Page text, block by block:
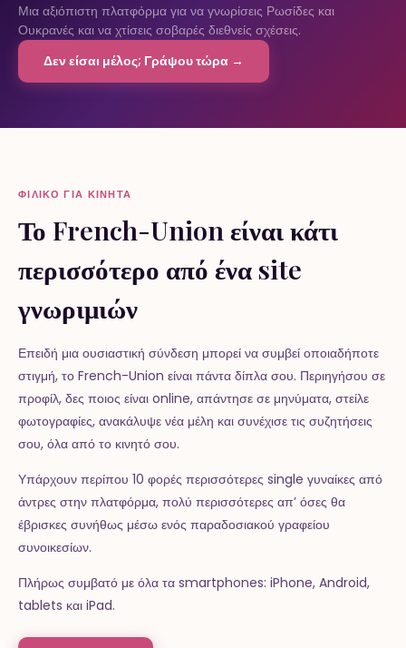
Μια αξιόπιστη πλατφόρμα για να γνωρίσεις Ρωσίδες και
Ουκρανές και να χτίσεις σοβαρές διεθνείς σχέσεις.
Δεν είσαι μέλος; Γράψου τώρα →
ΦΙΛΙΚΌ ΓΙΑ ΚΙΝΗΤΆ
Το French-Union είναι κάτι
περισσότερο από ένα site
γνωριμιών
Επειδή μια ουσιαστική σύνδεση μπορεί να συμβεί οποιαδήποτε
στιγμή, το French-Union είναι πάντα δίπλα σου. Περιηγήσου σε
προφίλ, δες ποιος είναι online, απάντησε σε μηνύματα, στείλε
φωτογραφίες, ανακάλυψε νέα μέλη και συνέχισε τις συζητήσεις
σου, όλα από το κινητό σου.
Υπάρχουν περίπου 10 φορές περισσότερες single γυναίκες από
άντρες στην πλατφόρμα, πολύ περισσότερες απ’ όσες θα
έβρισκες συνήθως μέσω ενός παραδοσιακού γραφείου
συνοικεσίων.
Πλήρως συμβατό με όλα τα smartphones: iPhone, Android,
tablets και iPad.